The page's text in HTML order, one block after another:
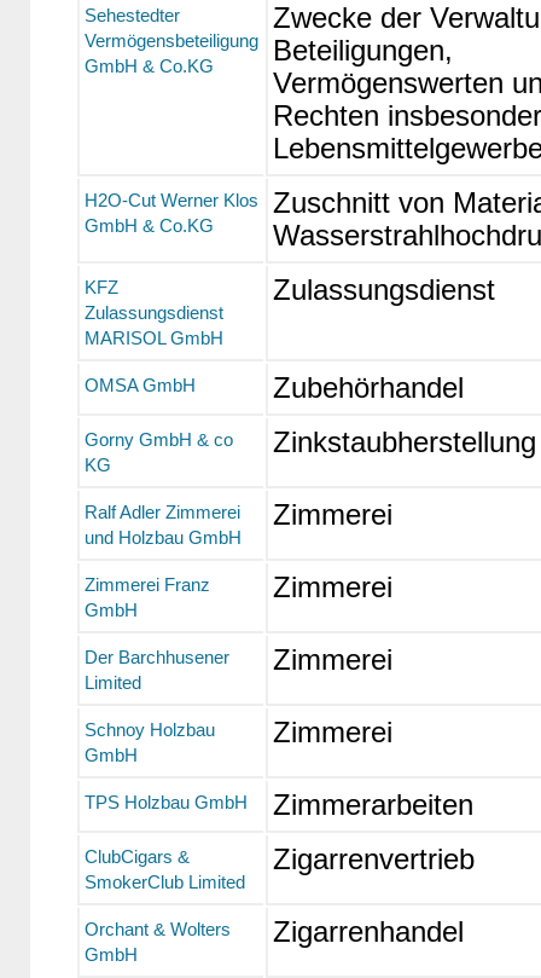
Sehestedter
Vermögensbeteiligung
GmbH & Co.KG
Zwecke der
Beteiligungen,
Vermögenswerten
Rechten
H2O-Cut Werner Klos
GmbH & Co.KG
Zuschnitt von
KFZ
Zulassungsdienst
MARISOL GmbH
Zulassungsdienst
OMSA GmbH Zubehörhandel
Gorny GmbH & co
KG
Zinkstaubherstellung
Ralf Adler Zimmerei
und Holzbau GmbH
Zimmerei
Zimmerei Franz
GmbH
Zimmerei
Der Barchhusener
Limited
Zimmerei
Schnoy Holzbau
GmbH
Zimmerei
TPS Holzbau GmbH Zimmerarbeiten
ClubCigars &
SmokerClub Limited
Zigarrenvertrieb
Orchant & Wolters
GmbH
Zigarrenhandel